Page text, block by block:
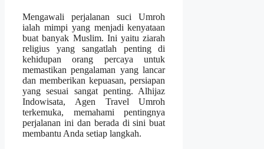
Mengawali perjalanan suci Umroh
ialah mimpi yang menjadi kenyataan
buat banyak Muslim. Ini yaitu ziarah
religius yang sangatlah penting di
kehidupan orang percaya untuk
memastikan pengalaman yang lancar
dan memberikan kepuasan, persiapan
yang sesuai sangat penting. Alhijaz
Indowisata, Agen Travel Umroh
terkemuka, memahami pentingnya
perjalanan ini dan berada di sini buat
membantu Anda setiap langkah.